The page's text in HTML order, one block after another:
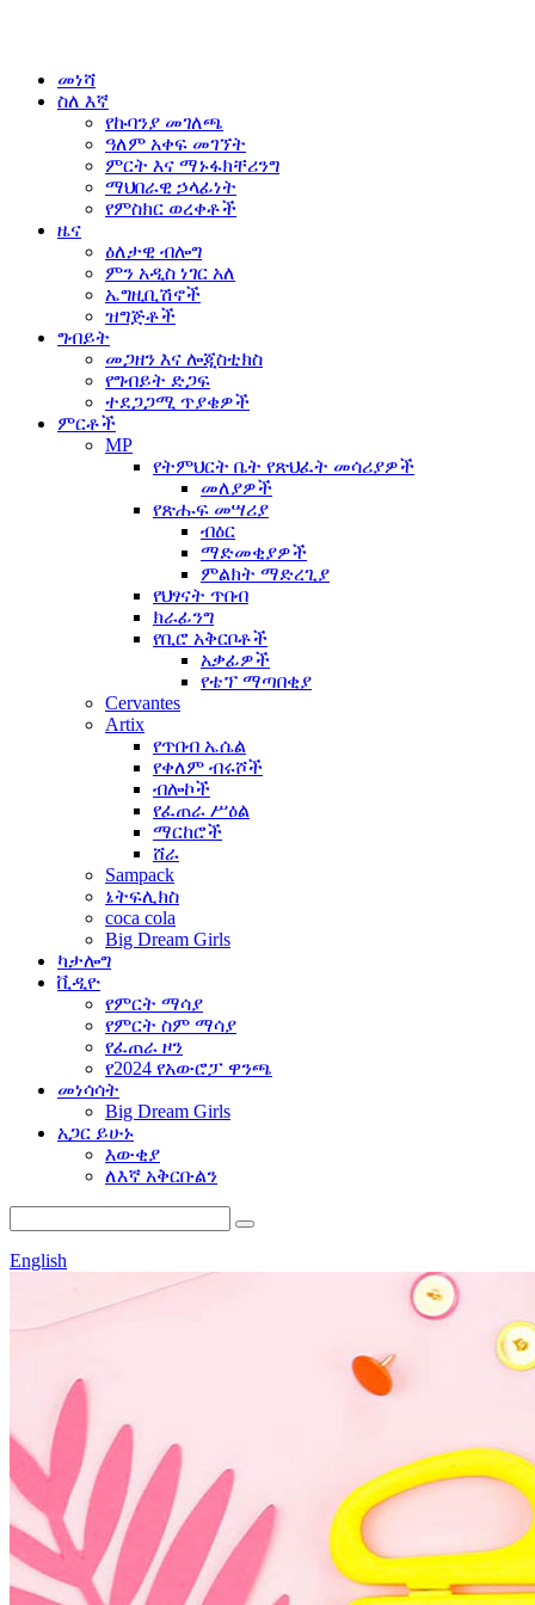
መነሻ
ስለ እኛ
የኩባንያ መገለጫ
ዓለም አቀፍ መገኘት
ምርት እና ማኑፋክቸሪንግ
ማህበራዊ ኃላፊነት
የምስክር ወረቀቶች
ዜና
ዕለታዊ ብሎግ
ምን አዲስ ነገር አለ
ኤግዚቢሽኖች
ዝግጅቶች
ግብይት
መጋዘን እና ሎጂስቲክስ
የግብይት ድጋፍ
ተደጋጋሚ ጥያቄዎች
ምርቶች
MP
የትምህርት ቤት የጽህፈት መሳሪያዎች
መለያዎች
የጽሑፍ መሣሪያ
ብዕር
ማድመቂያዎች
ምልክት ማድረጊያ
የህፃናት ጥበብ
ክራፊንግ
የቢሮ አቅርቦቶች
አቃፊዎች
የቴፕ ማጣበቂያ
Cervantes
Artix
የጥበብ ኤሴል
የቀለም ብሩሾች
ብሎኮች
የፈጠራ ሥዕል
ማርከሮች
ሸራ
Sampack
ኔትፍሊክስ
coca cola
Big Dream Girls
ካታሎግ
ቪዲዮ
የምርት ማሳያ
የምርት ስም ማሳያ
የፈጠራ ዞን
የ2024 የአውሮፓ ዋንጫ
መነሳሳት
Big Dream Girls
አጋር ይሁኑ
እውቂያ
ለእኛ አቅርቡልን
English